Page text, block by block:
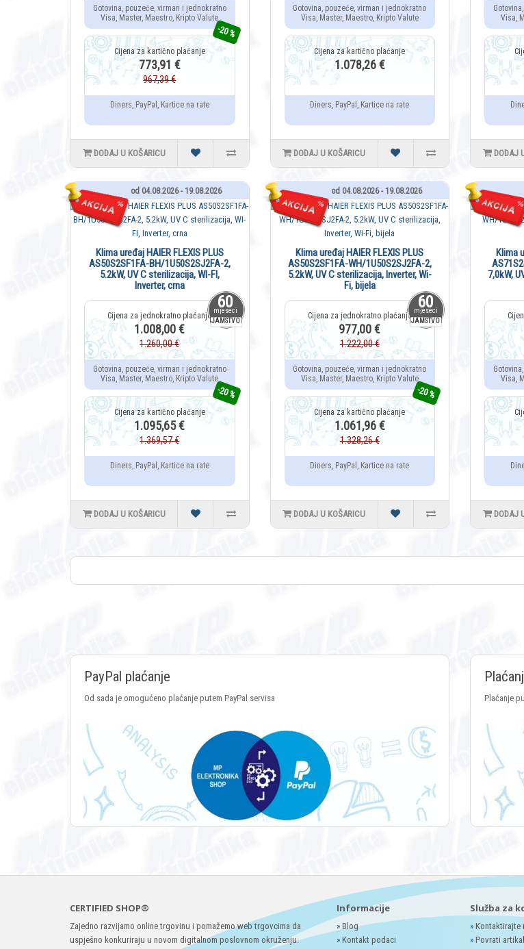
Gotovina, pouzeće, virman i jednokratno
Visa, Master, Maestro, Kripto Valute
-20 %
773,91 €
967,39 €
Diners, PayPal, Kartice na rate
DODAJ U KOŠARICU
Gotovina, pouzeće, virman i jednokratno
Visa, Master, Maestro, Kripto Valute
1.078,26 €
Diners, PayPal, Kartice na rate
DODAJ U KOŠARICU
Visa,
DODAJ
od 04.08.2026 - 19.08.2026
60
mjeseci
JAMSTVO
Klima uređaj HAIER FLEXIS PLUS
AS50S2SF1FA-BH/1U50S2SJ2FA-2,
5.2kW, UV C sterilizacija, WI-FI,
Inverter, crna
1.008,00 €
1.260,00 €
Gotovina, pouzeće, virman i jednokratno
Visa, Master, Maestro, Kripto Valute
-20 %
1.095,65 €
1.369,57 €
Diners, PayPal, Kartice na rate
DODAJ U KOŠARICU
od 04.08.2026 - 19.08.2026
60
mjeseci
JAMSTVO
Klima uređaj HAIER FLEXIS PLUS
AS50S2SF1FA-WH/1U50S2SJ2FA-2,
5.2kW, UV C sterilizacija, Inverter, Wi-
Fi, bijela
977,00 €
1.222,00 €
Gotovina, pouzeće, virman i jednokratno
Visa, Master, Maestro, Kripto Valute
-20 %
1.061,96 €
1.328,26 €
Diners, PayPal, Kartice na rate
DODAJ U KOŠARICU
Klima
7,0kW,
Visa,
DODAJ
PayPal plaćanje
Od sada je omogućeno plaćanje putem PayPal servisa Plaćanje
CERTIFIED SHOP®
Zajedno razvijamo online trgovinu i pomažemo web trgovcima da
uspješno konkuriraju u novom digitalnom poslovnom okruženju.
Informacije
» Blog
» Kontakt podaci
Služba za
» Kontaktirajte
» Povrati